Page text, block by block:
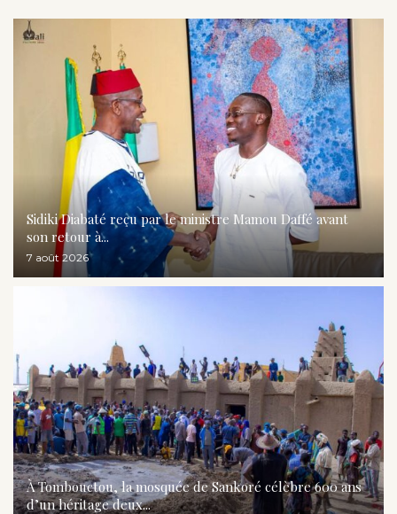
Sidiki Diabaté reçu par le ministre Mamou Daffé avant
son retour à...
7 août 2026
À Tombouctou, la mosquée de Sankoré célèbre 600 ans
d’un héritage deux...